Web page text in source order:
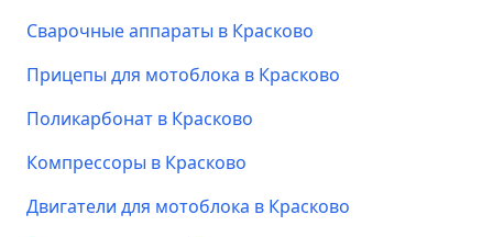
Сварочные аппараты в Красково
Прицепы для мотоблока в Красково
Поликарбонат в Красково
Компрессоры в Красково
Двигатели для мотоблока в Красково